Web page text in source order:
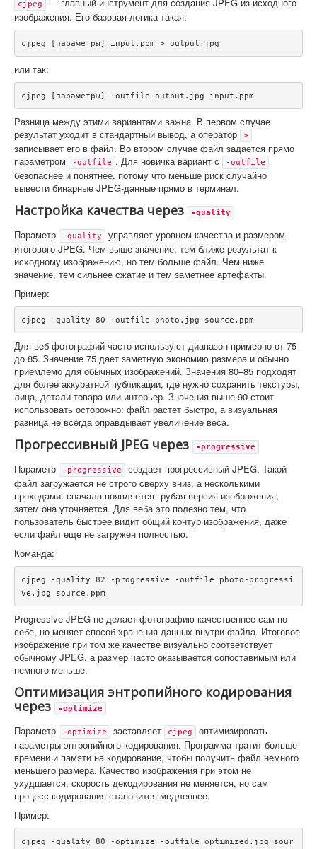
cjpeg
изображения. Его базовая логика такая:
cjpeg [параметры] input.ppm > output.jpg
или так:
cjpeg [параметры] -outfile output.jpg input.ppm
Разница между этими вариантами важна. В первом случае
результат уходит в стандартный вывод, а оператор
>
записывает его в файл. Во втором случае файл задается прямо
параметром
-outfile . Для новичка вариант с -outfile
безопаснее и понятнее, потому что меньше риск случайно
вывести бинарные JPEG-данные прямо в терминал.
Настройка качества через -quality
Параметр -quality
управляет уровнем качества и размером
итогового JPEG. Чем выше значение, тем ближе результат к
исходному изображению, но тем больше файл. Чем ниже
значение, тем сильнее сжатие и тем заметнее артефакты.
Пример:
cjpeg -quality 80 -outfile photo.jpg source.ppm
Для веб-фотографий часто используют диапазон примерно от 75
до 85. Значение 75 дает заметную экономию размера и обычно
приемлемо для обычных изображений. Значения 80–85 подходят
для более аккуратной публикации, где нужно сохранить текстуры,
лица, детали товара или интерьер. Значения выше 90 стоит
использовать осторожно: файл растет быстро, а визуальная
разница не всегда оправдывает увеличение веса.
Прогрессивный JPEG через -progressive
Параметр -progressive
создает прогрессивный JPEG. Такой
файл загружается не строго сверху вниз, а несколькими
проходами: сначала появляется грубая версия изображения,
затем она уточняется. Для веба это полезно тем, что
пользователь быстрее видит общий контур изображения, даже
если файл еще не загружен полностью.
Команда:
cjpeg -quality 82 -progressive -outfile photo-progressi
ve.jpg source.ppm
Progressive JPEG не делает фотографию качественнее сам по
себе, но меняет способ хранения данных внутри файла. Итоговое
изображение при том же качестве визуально соответствует
обычному JPEG, а размер часто оказывается сопоставимым или
немного меньше.
Оптимизация энтропийного кодирования
через
-optimize
Параметр -optimize заставляет cjpeg
оптимизировать
параметры энтропийного кодирования. Программа тратит больше
времени и памяти на кодирование, чтобы получить файл немного
меньшего размера. Качество изображения при этом не
ухудшается, скорость декодирования не меняется, но сам
процесс кодирования становится медленнее.
Пример:
cjpeg -quality 80 -optimize -outfile optimized.jpg sour